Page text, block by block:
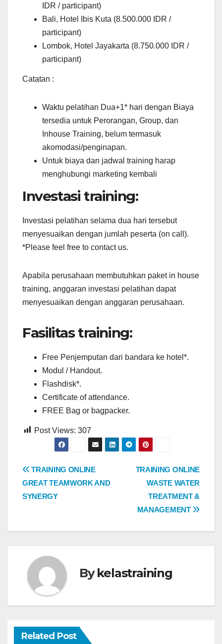
IDR / participant)
Bali, Hotel Ibis Kuta (8.500.000 IDR /
participant)
Lombok, Hotel Jayakarta (8.750.000 IDR /
participant)
Catatan :
Waktu pelatihan Dua+1* hari dengan Biaya
tersedia untuk Perorangan, Group, dan
Inhouse Training, belum termasuk
akomodasi/penginapan.
Untuk biaya dan jadwal training harap
menghubungi marketing kembali
Investasi training:
Investasi pelatihan selama dua hari tersebut
menyesuaikan dengan jumlah peserta (on call).
*Please feel free to contact us.
Apabila perusahaan membutuhkan paket in house
training, anggaran investasi pelatihan dapat
menyesuaikan dengan anggaran perusahaan.
Fasilitas training:
Free Penjemputan dari bandara ke hotel*.
Modul / Handout.
Flashdisk*.
Certificate of attendance.
FREE Bag or bagpacker.
Post Views: 307
Post
navigation
TRAINING ONLINE
WASTE WATER
TREATMENT &
MANAGEMENT
TRAINING ONLINE
GREAT TEAMWORK AND
SYNERGY
Bykelastraining
Related Post